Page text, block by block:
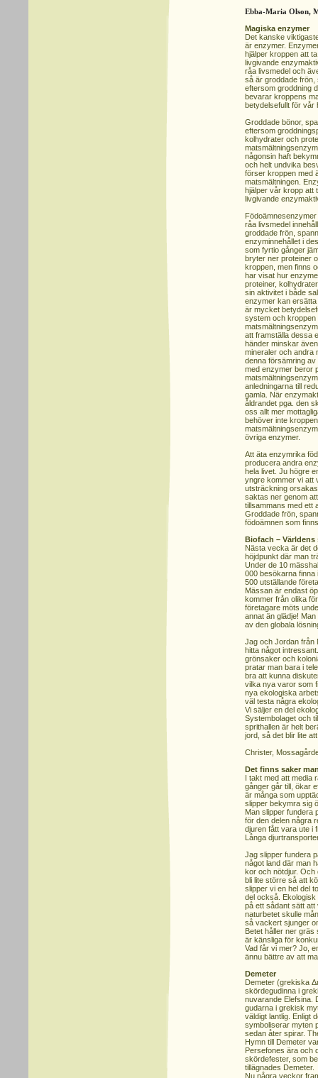
Ebba-Maria Olson,
Magiska enzymer
Det kanske
är enzymer.
hjälper kroppen att
livgivande
råa livsmedel och
så är groddade frön,
eftersom groddning
bevarar kroppens
betydelsefullt för vår
Groddade bönor,
eftersom
kolhydrater och
någonsin haft
och helt undvika
förser kroppen med
matsmältningen.
hjälper vår kropp att
livgivande
råa livsmedel
groddade frön,
enzyminnehållet i
som fyrtio gånger
bryter ner proteiner
kroppen, men finns
har visat hur
proteiner,
sin aktivitet i både
enzymer kan
är mycket
system och kroppen
att framställa dessa
händer minskar
mineraler och andra
denna försämring
med enzymer beror
anledningarna till
gamla. När
åldrandet pga. den
oss allt mer
behöver inte
övriga enzymer.
Att äta enzymrika
producera andra
hela livet. Ju högre
yngre kommer vi att
utsträckning
saktas ner genom
tillsammans med ett
Groddade frön,
födoämnen som
Biofach –
Nästa vecka är det
höjdpunkt där man
Under de 10
000 besökarna finna
500 utställande
Mässan är endast
kommer från olika
företagare möts
annat än glädje!
av den globala
Jag och Jordan från
hitta något
grönsaker och
pratar man bara i
bra att kunna
vilka nya varor som
nya ekologiska
väl testa några
Vi säljer en del
Systembolaget och
sprithallen är helt
jord, så det blir lite
Christer,
Det finns saker
I takt med att media
gånger går till, ökar
är många som
slipper bekymra sig
Man slipper fundera
för den delen några
djuren fått vara ute i
Långa
Jag slipper fundera
något land där man
kor och nötdjur. Och
bli lite större så att
slipper vi en hel del
del också.
på ett sådant sätt att
naturbetet skulle
så vackert sjunger
Betet håller ner gräs
är känsliga för
Vad får vi mer? Jo,
ännu bättre av att
Demeter
Demeter (grekiska
skördegudinna i
nuvarande Elefsina.
gudarna i grekisk
väldigt lantlig. Enligt
symboliserar myten
sedan åter spirar.
Hymn till Demeter
Persefones ära och
skördefester, som
tillägnades Demeter.
Nu några veckor